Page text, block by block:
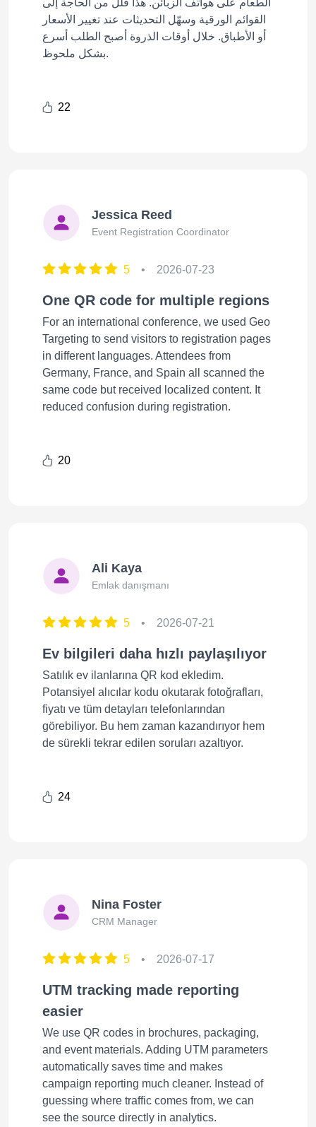
الطعام على هواتف الزبائن. هذا قلل من الحاجة إلى
القوائم الورقية وسهّل التحديثات عند تغيير الأسعار
أو الأطباق. خلال أوقات الذروة أصبح الطلب أسرع
بشكل ملحوظ.
22
Jessica Reed
Event Registration Coordinator
5 • 2026-07-23
One QR code for multiple regions
For an international conference, we used Geo
Targeting to send visitors to registration pages
in different languages. Attendees from
Germany, France, and Spain all scanned the
same code but received localized content. It
reduced confusion during registration.
20
Ali Kaya
Emlak danışmanı
5 • 2026-07-21
Ev bilgileri daha hızlı paylaşılıyor
Satılık ev ilanlarına QR kod ekledim.
Potansiyel alıcılar kodu okutarak fotoğrafları,
fiyatı ve tüm detayları telefonlarından
görebiliyor. Bu hem zaman kazandırıyor hem
de sürekli tekrar edilen soruları azaltıyor.
24
Nina Foster
CRM Manager
5 • 2026-07-17
UTM tracking made reporting
easier
We use QR codes in brochures, packaging,
and event materials. Adding UTM parameters
automatically saves time and makes
campaign reporting much cleaner. Instead of
guessing where traffic comes from, we can
see the source directly in analytics.